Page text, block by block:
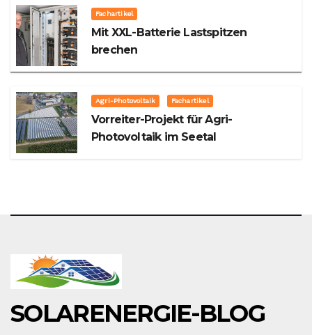
Fachartikel
Mit XXL-Batterie Lastspitzen
brechen
Agri-Photovoltaik Fachartikel
Vorreiter-Projekt für Agri-
Photovoltaik im Seetal
SOLARENERGIE-BLOG